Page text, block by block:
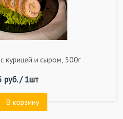
курицей и сыром, 500г
руб. /1шт
В корзину